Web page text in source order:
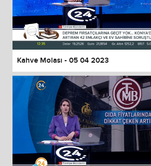
Kahve Molası - 05 04 2023